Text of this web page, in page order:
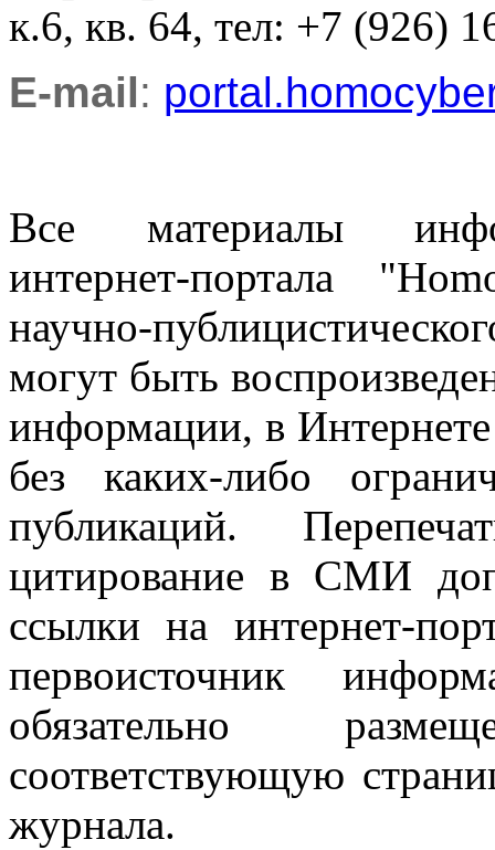
к.6, кв. 64, тел: +7 (926)
E-mail:
Все материалы
интернет-портала
научно-
могут быть
информации, в
без каких-либо
публикаций.
цитирование в СМИ
ссылки на интернет-
первоисточник
обязательно
соответствующую
журнала.